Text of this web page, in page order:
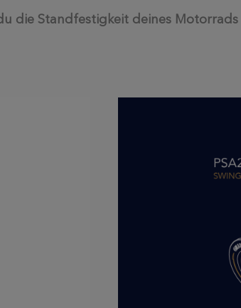
die Standfestigkeit deines